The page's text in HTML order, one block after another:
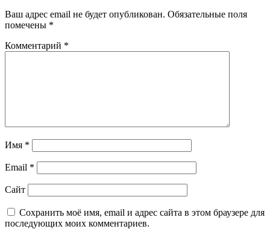
Ваш адрес email не будет опубликован. Обязательные поля
помечены *
Комментарий *
Имя *
Email *
Сайт
Сохранить моё имя, email и адрес сайта в этом браузере для
последующих моих комментариев.